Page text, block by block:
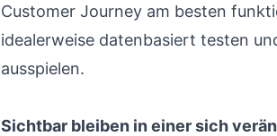
Customer Journey am besten
idealerweise datenbasiert testen
ausspielen.
Sichtbar bleiben in einer sich